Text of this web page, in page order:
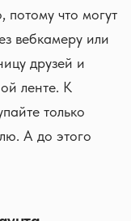
потому что могут
вебкамеру или
друзей и
ленте. К
только
А до этого